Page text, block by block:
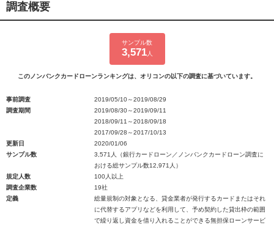
調査概要
サンプル数
3,571人
このノンバンクカードローンランキングは、オリコンの以下の調査に基づいています。
事前調査
2019/05/10～2019/08/29
調査期間
2019/08/30～2019/09/11
2018/09/11～2018/09/18
2017/09/28～2017/10/13
更新日
2020/01/06
サンプル数
3,571人（銀行カードローン／ノンバンクカードローン調査に
おける総サンプル数12,971人）
規定人数
100人以上
調査企業数
19社
定義
総量規制の対象となる、貸金業者が発行するカードまたはそれ
に代替するアプリなどを利用して、予め契約した貸出枠の範囲
で繰り返し資金を借り入れることができる無担保ローンサービ